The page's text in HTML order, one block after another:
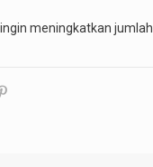
meningkatkan